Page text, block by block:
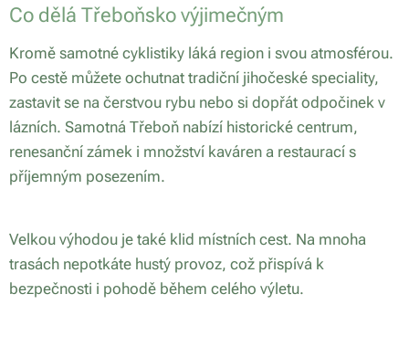
Co dělá Třeboňsko výjimečným
Kromě samotné cyklistiky láká region i svou atmosférou.
Po cestě můžete ochutnat tradiční jihočeské speciality,
zastavit se na čerstvou rybu nebo si dopřát odpočinek v
lázních. Samotná Třeboň nabízí historické centrum,
renesanční zámek i množství kaváren a restaurací s
příjemným posezením.
Velkou výhodou je také klid místních cest. Na mnoha
trasách nepotkáte hustý provoz, což přispívá k
bezpečnosti i pohodě během celého výletu.